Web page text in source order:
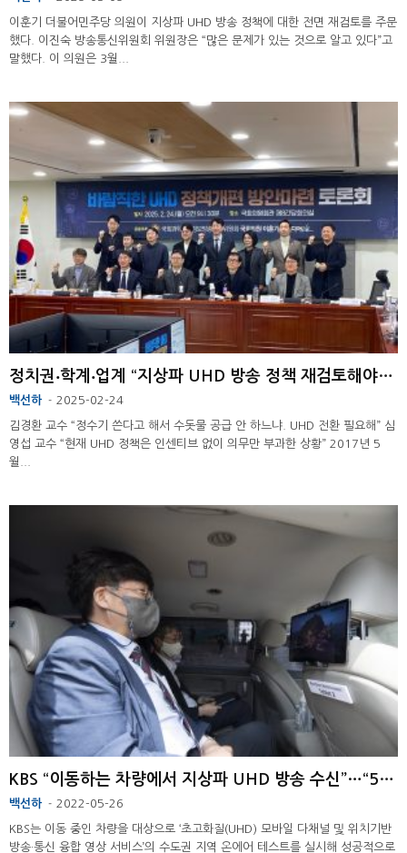
이훈기 더불어민주당 의원이 지상파 UHD 방송 정책에 대한 전면 재검토를 주문
했다. 이진숙 방송통신위원회 위원장은 “많은 문제가 있는 것으로 알고 있다”고
말했다. 이 의원은 3월...
정치권‧학계‧업계 “지상파 UHD 방송 정책 재검토해야” 한목소리
백선하 - 2025-02-24
김경환 교수 “정수기 쓴다고 해서 수돗물 공급 안 하느냐. UHD 전환 필요해” 심
영섭 교수 “현재 UHD 정책은 인센티브 없이 의무만 부과한 상황” 2017년 5
월...
KBS “이동하는 차량에서 지상파 UHD 방송 수신”…“5G로 광고도 수신” ...
백선하 - 2022-05-26
KBS는 이동 중인 차량을 대상으로 ‘초고화질(UHD) 모바일 다채널 및 위치기반
방송·통신 융합 영상 서비스’의 수도권 지역 온에어 테스트를 실시해 성공적으로